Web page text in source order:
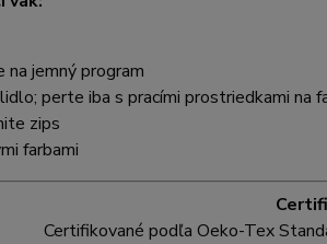
na jemný program
perte iba s pracími prostriedkami na
zips
farbami
Certifikované podľa Oeko-Tex